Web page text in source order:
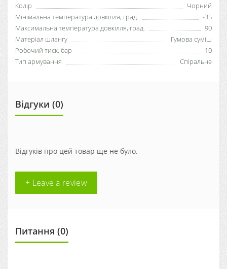
Колір
Чорний
Мінімальна температура довкілля, град.
-35
Максимальна температура довкілля, град.
90
Матеріал шлангу
Гумова суміш
Робочий тиск, бар
10
Тип армування
Спіральне
Відгуки (0)
Відгуків про цей товар ще не було.
+ Leave a review
Питання (0)